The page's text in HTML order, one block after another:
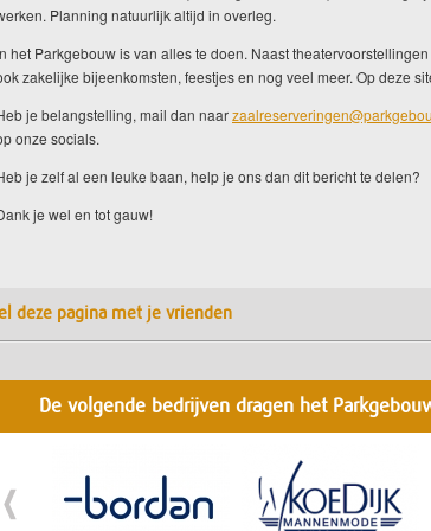
Planning natuurlijk altijd in overleg.
het Parkgebouw is van alles te doen. Naast
zakelijke bijeenkomsten, feestjes en nog veel meer. Op deze
je belangstelling, mail dan naar
onze socials.
je zelf al een leuke baan, help je ons dan dit bericht te delen?
je wel en tot gauw!
deze pagina met je vrienden
De volgende bedrijven dragen het